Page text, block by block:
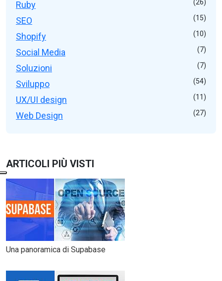
Ruby (26)
SEO (15)
Shopify (10)
Social Media (7)
Soluzioni (7)
Sviluppo (54)
UX/UI design (11)
Web Design (27)
ARTICOLI PIÙ VISTI
Una panoramica di Supabase